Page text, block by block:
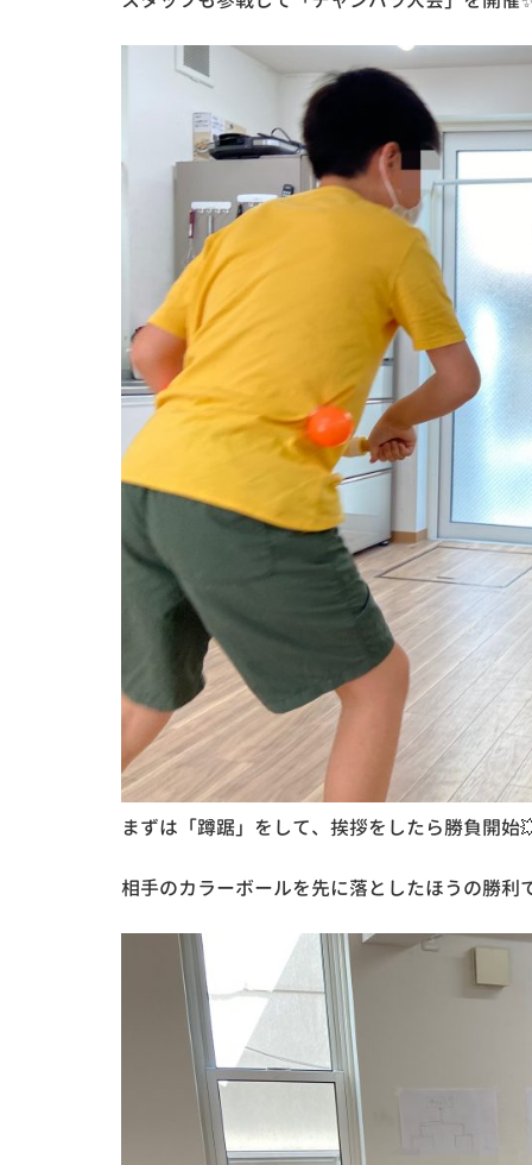
まずは「蹲踞」をして、挨拶をしたら勝負開始
相手のカラーボールを先に落としたほうの勝利